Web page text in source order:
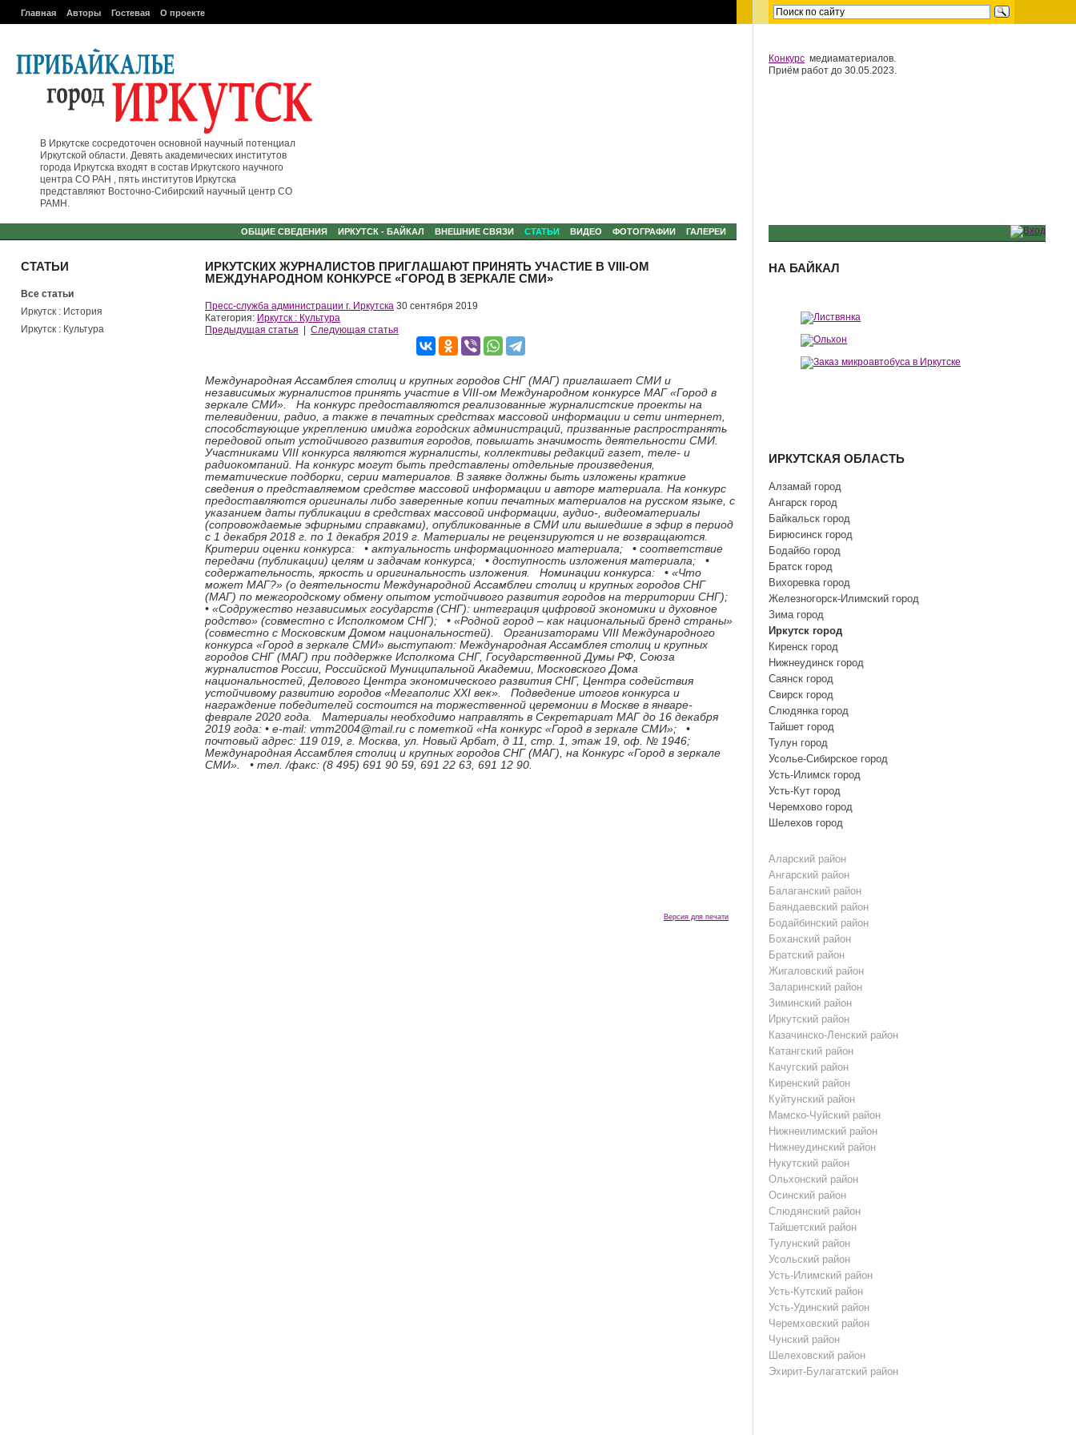
Главная Авторы Гостевая О проекте
В Иркутске сосредоточен основной научный потенциал
Иркутской области. Девять академических институтов
города Иркутска входят в состав Иркутского научного
центра СО РАН , пять институтов Иркутска
представляют Восточно-Сибирский научный центр СО
РАМН.
ОБЩИЕ СВЕДЕНИЯ ИРКУТСК - БАЙКАЛ ВНЕШНИЕ СВЯЗИ СТАТЬИ ВИДЕО ФОТОГРАФИИ ГАЛЕРЕИ
СТАТЬИ
Все статьи
Иркутск : История
Иркутск : Культура
ИРКУТСКИХ ЖУРНАЛИСТОВ ПРИГЛАШАЮТ ПРИНЯТЬ УЧАСТИЕ В VIII-ОМ
МЕЖДУНАРОДНОМ КОНКУРСЕ «ГОРОД В ЗЕРКАЛЕ СМИ»
Пресс-служба администрации г. Иркутска 30 сентября 2019
Категория: Иркутск : Культура
Предыдущая статья
Следующая статья
Международная Ассамблея столиц и крупных городов СНГ (МАГ) приглашает СМИ и
независимых журналистов принять участие в VIII-ом Международном конкурсе МАГ «Город в
зеркале СМИ». На конкурс предоставляются реализованные журналистские проекты на
телевидении, радио, а также в печатных средствах массовой информации и сети интернет,
способствующие укреплению имиджа городских администраций, призванные распространять
передовой опыт устойчивого развития городов, повышать значимость деятельности СМИ.
Участниками VIII конкурса являются журналисты, коллективы редакций газет, теле- и
радиокомпаний. На конкурс могут быть представлены отдельные произведения,
тематические подборки, серии материалов. В заявке должны быть изложены краткие
сведения о представляемом средстве массовой информации и авторе материала. На конкурс
предоставляются оригиналы либо заверенные копии печатных материалов на русском языке, с
указанием даты публикации в средствах массовой информации, аудио-, видеоматериалы
(сопровождаемые эфирными справками), опубликованные в СМИ или вышедшие в эфир в период
с 1 декабря 2018 г. по 1 декабря 2019 г. Материалы не рецензируются и не возвращаются.
Критерии оценки конкурса: • актуальность информационного материала; • соответствие
передачи (публикации) целям и задачам конкурса; • доступность изложения материала; •
содержательность, яркость и оригинальность изложения. Номинации конкурса: • «Что
может МАГ?» (о деятельности Международной Ассамблеи столиц и крупных городов СНГ
(МАГ) по межгородскому обмену опытом устойчивого развития городов на территории СНГ);
• «Содружество независимых государств (СНГ): интеграция цифровой экономики и духовное
родство» (совместно с Исполкомом СНГ); • «Родной город – как национальный бренд страны»
(совместно с Московским Домом национальностей). Организаторами VIII Международного
конкурса «Город в зеркале СМИ» выступают: Международная Ассамблея столиц и крупных
городов СНГ (МАГ) при поддержке Исполкома СНГ, Государственной Думы РФ, Союза
журналистов России, Российской Муниципальной Академии, Московского Дома
национальностей, Делового Центра экономического развития СНГ, Центра содействия
устойчивому развитию городов «Мегаполис XXI век». Подведение итогов конкурса и
награждение победителей состоится на торжественной церемонии в Москве в январе-
феврале 2020 года. Материалы необходимо направлять в Секретариат МАГ до 16 декабря
2019 года: • e-mail: vmm2004@mail.ru c пометкой «На конкурс «Город в зеркале СМИ»; •
почтовый адрес: 119 019, г. Москва, ул. Новый Арбат, д 11, стр. 1, этаж 19, оф. № 1946;
Международная Ассамблея столиц и крупных городов СНГ (МАГ), на Конкурс «Город в зеркале
СМИ». • тел. /факс: (8 495) 691 90 59, 691 22 63, 691 12 90.
Версия для печати
Конкурс медиаматериалов.
Приём работ до 30.05.2023.
НА БАЙКАЛ
ИРКУТСКАЯ ОБЛАСТЬ
Алзамай город
Ангарск город
Байкальск город
Бирюсинск город
Бодайбо город
Братск город
Вихоревка город
Железногорск-Илимский город
Зима город
Иркутск город
Киренск город
Нижнеудинск город
Саянск город
Свирск город
Слюдянка город
Тайшет город
Тулун город
Усолье-Сибирское город
Усть-Илимск город
Усть-Кут город
Черемхово город
Шелехов город
Аларский район
Ангарский район
Балаганский район
Баяндаевский район
Бодайбинский район
Боханский район
Братский район
Жигаловский район
Заларинский район
Зиминский район
Иркутский район
Казачинско-Ленский район
Катангский район
Качугский район
Киренский район
Куйтунский район
Мамско-Чуйский район
Нижнеилимский район
Нижнеудинский район
Нукутский район
Ольхонский район
Осинский район
Слюдянский район
Тайшетский район
Тулунский район
Усольский район
Усть-Илимский район
Усть-Кутский район
Усть-Удинский район
Черемховский район
Чунский район
Шелеховский район
Эхирит-Булагатский район